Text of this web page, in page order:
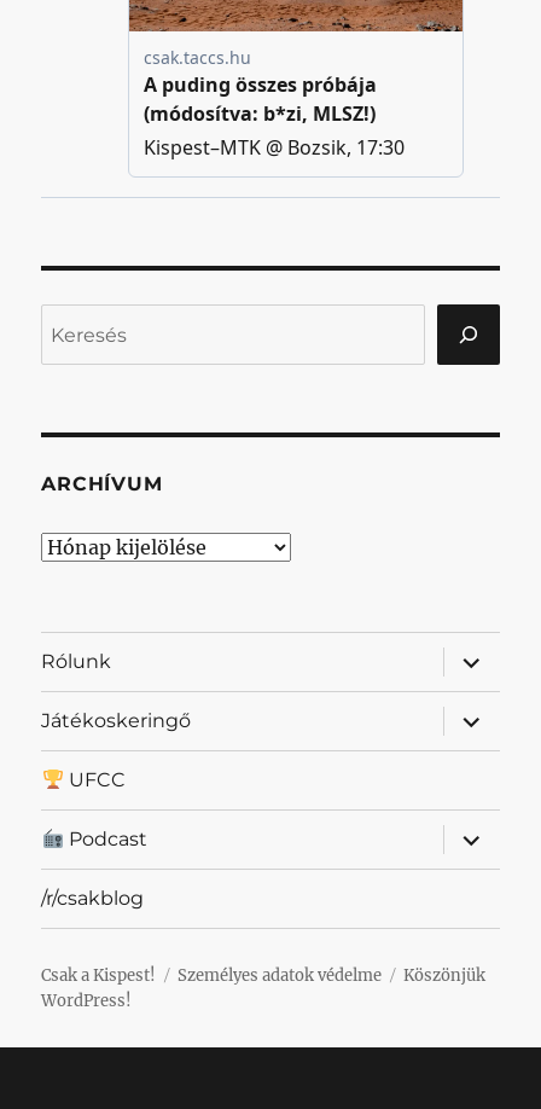
ARCHÍVUM
Archívum
Rólunk
almenü
Játékoskeringő
almenü
UFCC
Podcast
almenü
/r/csakblog
Csak a Kispest! Személyes adatok védelme
Köszönjük
WordPress!